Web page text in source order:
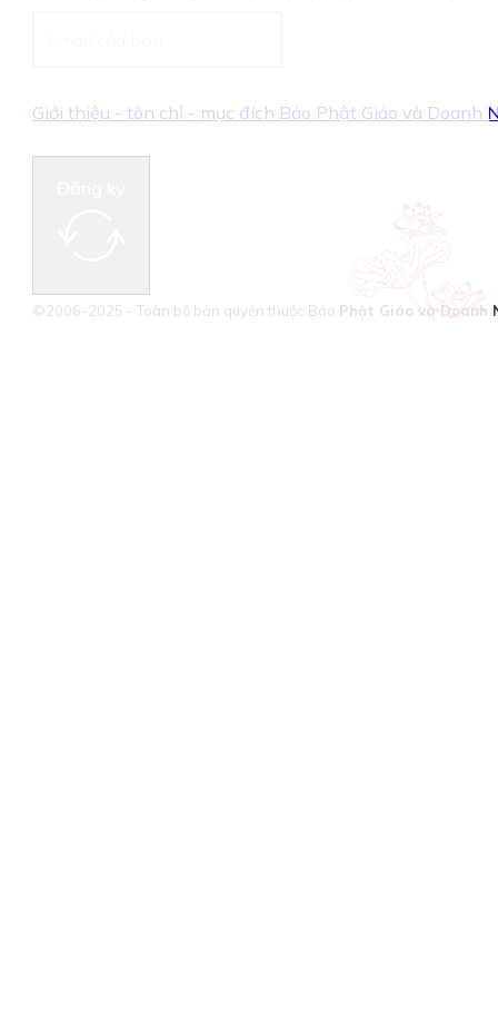
Giới thiệu - tôn chỉ - mục đích Báo Phật Giáo và Doanh
©2006-2025 - Toàn bộ bản quyền thuộc Báo Phật Giáo và Doanh